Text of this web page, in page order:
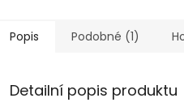
Popis Podobné (1)
Detailní popis produktu